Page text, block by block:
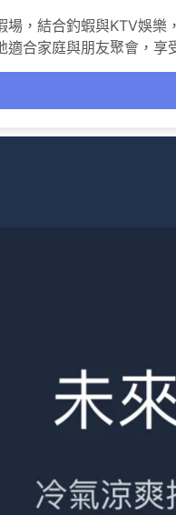
，結合釣蝦與KTV娛
合家庭與朋友聚會，享